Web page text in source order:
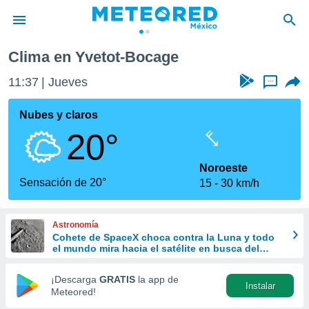
de
ha sido
calidad.
a este
las
y
forma
digital
basada
Clima en Yvetot-Bocage
11:37 Jueves ...
Nubes y claros
20°
Sensación de 20°
Noroeste
15
30 km/h
Astronomía
Cohete de SpaceX choca contra la Luna y todo
el mundo mira hacia el satélite en busca del
¡Descarga GRATIS la app de
Meteored!
Instalar